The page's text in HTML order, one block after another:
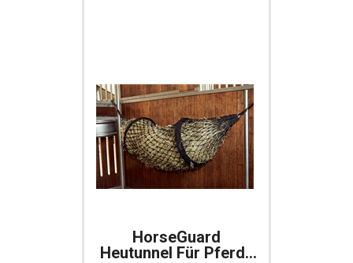
HorseGuard
Heutunnel Für Pferde